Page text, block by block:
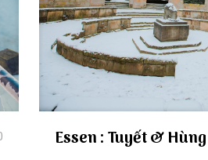
Essen : Tuyết & Hùng